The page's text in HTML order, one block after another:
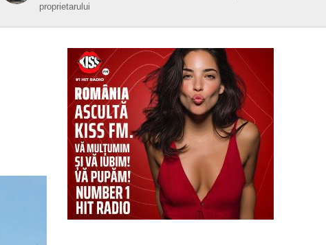
proprietarului